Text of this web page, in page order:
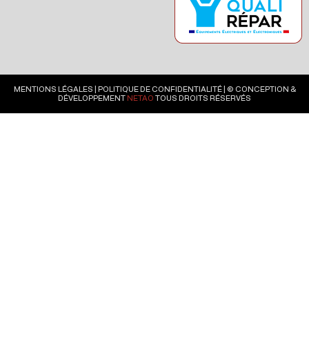
MENTIONS LÉGALES POLITIQUE DE CONFIDENTIALITÉ| © CONCEPTION &
DÉVELOPPEMENT NETAO TOUS DROITS RÉSERVÉS